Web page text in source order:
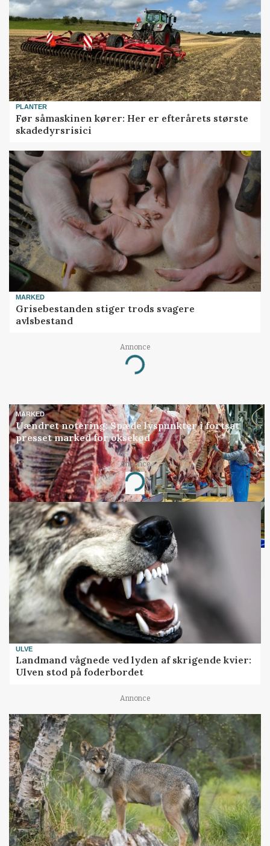
PLANTER
Før såmaskinen kører: Her er efterårets største
skadedyrsrisici
MARKED
Grisebestanden stiger trods svagere
avlsbestand
Annonce
Loading...
MARKED
Uændret notering: Spæde lyspunkter i fortsat
presset marked for oksekød
Annonce
Loading...
ULVE
Landmand vågnede ved lyden af skrigende kvier:
Ulven stod på foderbordet
Annonce